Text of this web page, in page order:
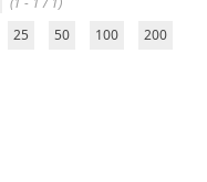
25 50 100 200